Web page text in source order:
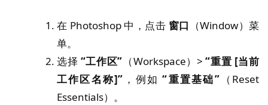
在 Photoshop 中，点击 窗口
（Window）菜
单。
选择 “工作区” （Workspace）>“重置 [当前
工作区名称]” ，例如“重置基础”（Reset
Essentials）。